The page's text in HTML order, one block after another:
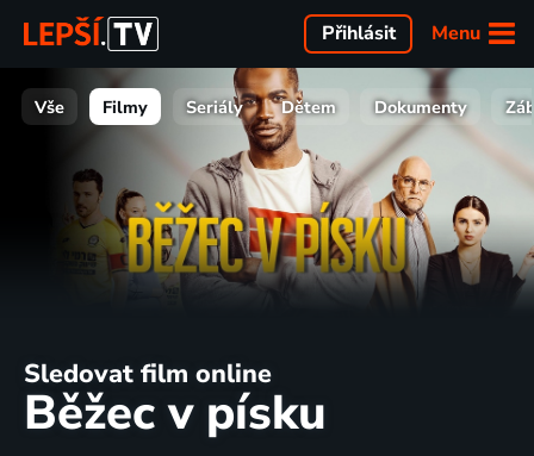
Menu
Přihlásit
Vše Filmy Seriály Dětem Dokumenty
Sledovat film online
Běžec v písku